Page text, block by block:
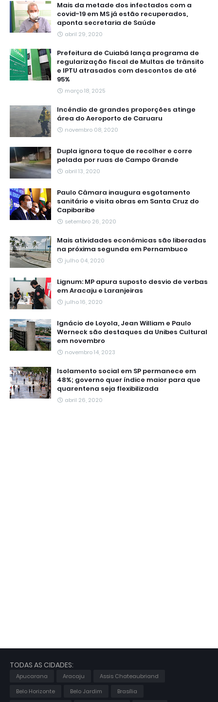
Mais da metade dos infectados com a
covid-19 em MS já estão recuperados,
aponta secretaria de Saúde
abril 29, 2020
Prefeitura de Cuiabá lança programa de
regularização fiscal de Multas de trânsito
e IPTU atrasados com descontos de até
95%
março 18, 2025
Incêndio de grandes proporções atinge
área do Aeroporto de Caruaru
novembro 08, 2020
Dupla ignora toque de recolher e corre
pelada por ruas de Campo Grande
abril 13, 2020
Paulo Câmara inaugura esgotamento
sanitário e visita obras em Santa Cruz do
Capibaribe
setembro 26, 2020
Mais atividades econômicas são liberadas
na próxima segunda em Pernambuco
julho 04, 2020
Lignum: MP apura suposto desvio de verbas
em Aracaju e Laranjeiras
julho 16, 2020
Ignácio de Loyola, Jean William e Paulo
Werneck são destaques da Unibes Cultural
em novembro
novembro 14, 2023
Isolamento social em SP permanece em
48%; governo quer índice maior para que
quarentena seja flexibilizada
abril 26, 2020
TODAS AS CIDADES:
Apucarana Aracaju
Assis Chateaubriand
Belo Horizonte
Belo Jardim
Brasília